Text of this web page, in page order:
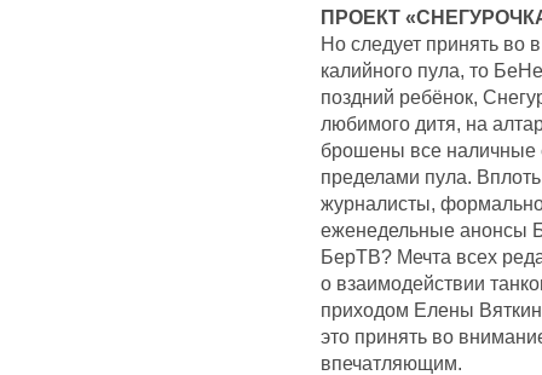
ПРОЕКТ
Но следует принять во
калийного пула, то
поздний ребёнок,
любимого дитя, на
брошены все наличные
пределами пула.
журналисты,
еженедельные анонсы
БерТВ? Мечта всех
о взаимодействии
приходом Елены
это принять во
впечатляющим.